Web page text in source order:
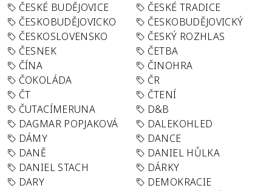
ČESKÉ BUDĚJOVICE
ČESKÉ TRADICE
ČESKOBUDĚJOVICKO
ČESKOBUDĚJOVICKÝ
ČESKOSLOVENSKO
ČESKÝ ROZHLAS
ČESNEK
ČETBA
ČÍNA
ČINOHRA
ČOKOLÁDA
ČR
ČT
ČTENÍ
ČUTACÍMERUNA
D&B
DAGMAR POPJAKOVÁ
DALEKOHLED
DÁMY
DANCE
DANĚ
DANIEL HŮLKA
DANIEL STACH
DÁRKY
DARY
DEMOKRACIE